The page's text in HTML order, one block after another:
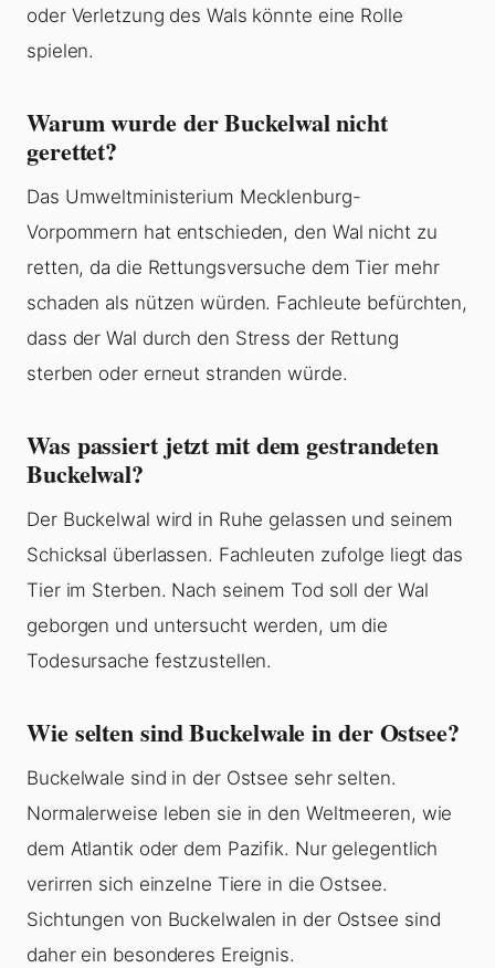
oder Verletzung des Wals könnte eine Rolle
spielen.
Warum wurde der Buckelwal nicht
gerettet?
Das Umweltministerium Mecklenburg-
Vorpommern hat entschieden, den Wal nicht zu
retten, da die Rettungsversuche dem Tier mehr
schaden als nützen würden. Fachleute befürchten,
dass der Wal durch den Stress der Rettung
sterben oder erneut stranden würde.
Was passiert jetzt mit dem gestrandeten
Buckelwal?
Der Buckelwal wird in Ruhe gelassen und seinem
Schicksal überlassen. Fachleuten zufolge liegt das
Tier im Sterben. Nach seinem Tod soll der Wal
geborgen und untersucht werden, um die
Todesursache festzustellen.
Wie selten sind Buckelwale in der Ostsee?
Buckelwale sind in der Ostsee sehr selten.
Normalerweise leben sie in den Weltmeeren, wie
dem Atlantik oder dem Pazifik. Nur gelegentlich
verirren sich einzelne Tiere in die Ostsee.
Sichtungen von Buckelwalen in der Ostsee sind
daher ein besonderes Ereignis.